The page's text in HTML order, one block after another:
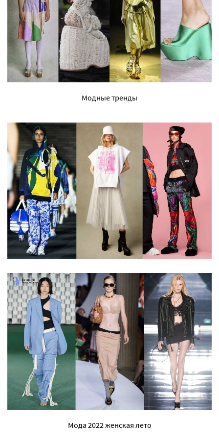
Модные тренды
Мода 2022 женская лето